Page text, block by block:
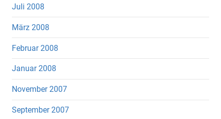
Juli 2008
März 2008
Februar 2008
Januar 2008
November 2007
September 2007